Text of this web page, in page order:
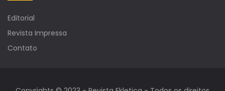
Editorial
Revista Impressa
Contato